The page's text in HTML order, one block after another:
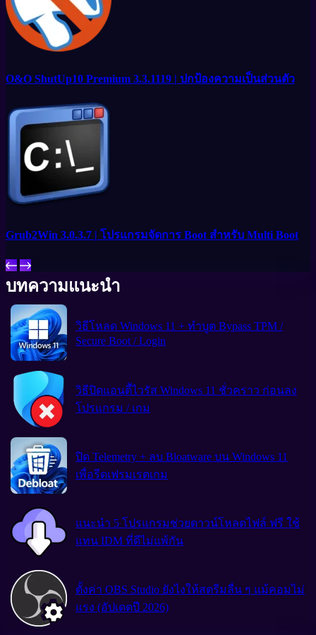
O&O ShutUp10 Premium 3.3.1119 | ปกป้องความเป็นส่วนตัว
Grub2Win 3.0.3.7 | โปรแกรมจัดการ Boot สำหรับ Multi Boot
บทความแนะนำ
วิธีโหลด Windows 11 + ทำบูต Bypass TPM /
Secure Boot / Login
วิธีปิดแอนตีัไวรัส Windows 11 ชั่วคราว ก่อนลง
โปรแกรม / เกม
ปิด Telemetry + ลบ Bloatware บน Windows 11
เพื่อรีดเฟรมเรตเกม
แนะนำ 5 โปรแกรมช่วยดาวน์โหลดไฟล์ ฟรี ใช้
แทน IDM ที่ดีไม่แพ้กัน
ตั้งค่า OBS Studio ยังไงให้สตรีมลื่น ๆ แม้คอมไม่
แรง (อัปเดตปี 2026)